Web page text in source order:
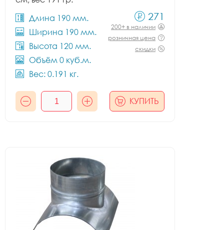
Длина 190 мм.
Ширина 190 мм.
Высота 120 мм.
Объём 0 куб.м.
Вес: 0.191 кг.
271
200+ в наличии
розничная цена
скидки
КУПИТЬ